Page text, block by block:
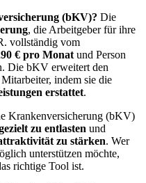
(bKV)? Die
, die Arbeitgeber für ihre
vollständig vom
€ pro Monat und Person
Die bKV erweitert den
indem sie die
erstattet.
Krankenversicherung (bKV)
zu entlasten und
zu stärken. Wer
unterstützen möchte,
richtige Tool ist.